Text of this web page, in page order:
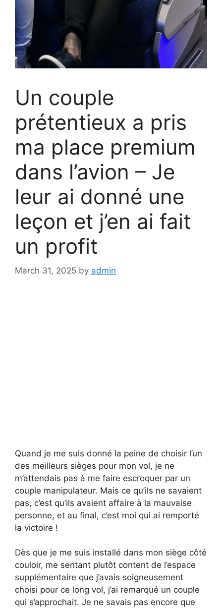
Un couple
prétentieux a pris
ma place premium
dans l’avion – Je
leur ai donné une
leçon et j’en ai fait
un profit
March 31, 2025 by admin
Quand je me suis donné la peine de choisir l’un
des meilleurs sièges pour mon vol, je ne
m’attendais pas à me faire escroquer par un
couple manipulateur. Mais ce qu’ils ne savaient
pas, c’est qu’ils avaient affaire à la mauvaise
personne, et au final, c’est moi qui ai remporté
la victoire !
Dès que je me suis installé dans mon siège côté
couloir, me sentant plutôt content de l’espace
supplémentaire que j’avais soigneusement
choisi pour ce long vol, j’ai remarqué un couple
qui s’approchait. Je ne savais pas encore que